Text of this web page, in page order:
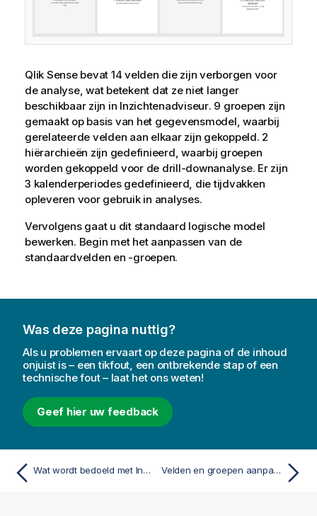
Qlik Sensebevat 14 velden die zijn verborgen voor
de analyse, wat betekent dat ze niet langer
beschikbaar zijn in Inzichtenadviseur. 9 groepen zijn
gemaakt op basis van het gegevensmodel, waarbij
gerelateerde velden aan elkaar zijn gekoppeld. 2
hiërarchieën zijn gedefinieerd, waarbij groepen
worden gekoppeld voor de drill-downanalyse. Er zijn
3 kalenderperiodes gedefinieerd, die tijdvakken
opleveren voor gebruik in analyses.
Vervolgens gaat u dit standaard logische model
bewerken. Begin met het aanpassen van de
standaardvelden en -groepen.
Was deze pagina nuttig?
Als u problemen ervaart op deze pagina of de inhoud
onjuist is – een tikfout, een ontbrekende stap of een
technische fout – laat het ons weten!
Geef hier uw feedback
Wat wordt bedoeld met Inzichtenadviseur en bedrijfslogica? Velden en groepen aanpassen